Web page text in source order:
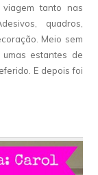
tanto nas
quadros,
Meio sem
estantes de
E depois foi